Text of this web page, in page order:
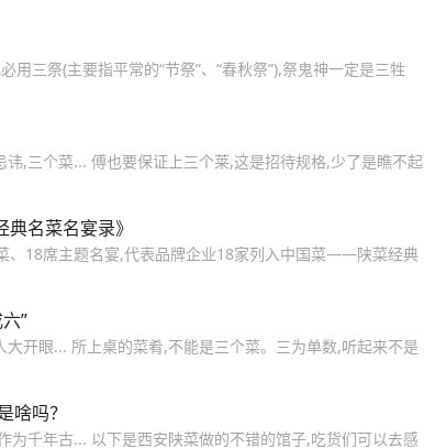
三祭(主要指平常的“节祭”、“春秋祭”),祭鬼神一定是三牲
讳,三个菜... 傅也要保证上三个莱,这是招待规格,少了是瞧不起
名菜名宴录》
、18席主题名宴,代表品牌企业18家列入中国菜——陕菜经典
”
开眼... 所上桌的菜肴,不能是三个菜。三为单数,听起来不是
啥吗？
为千年古... 以下是西安陕菜做的不错的馆子,吃货们可以去感